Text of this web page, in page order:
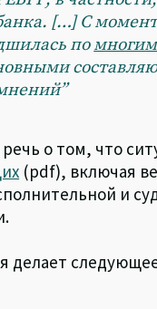
[…] С
по
о том, что
(pdf), включая
и
делает